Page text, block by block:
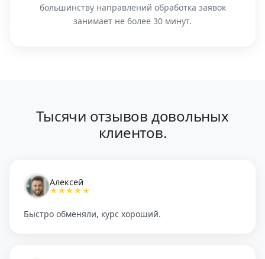
большинству направлений обработка заявок
занимает не более 30 минут.
Тысячи отзывов довольных
клиентов.
Алексей
★★★★★
Быстро обменяли, курс хороший.